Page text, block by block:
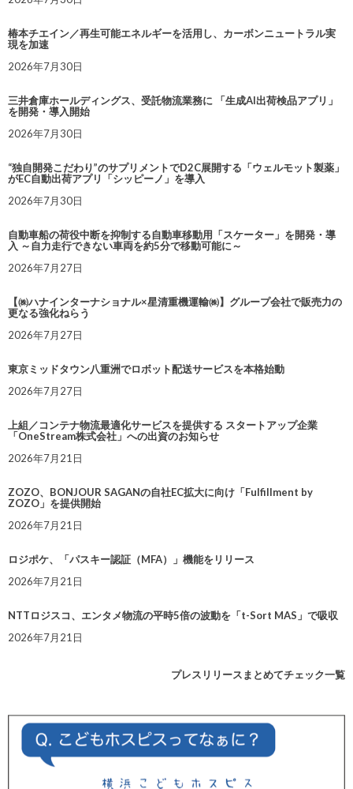
椿本チエイン／再生可能エネルギーを活用し、カーボンニュートラル実
現を加速
2026年7月30日
三井倉庫ホールディングス、受託物流業務に 「生成AI出荷検品アプリ」
を開発・導入開始
2026年7月30日
“独自開発こだわり”のサプリメントでD2C展開する「ウェルモット製薬」
がEC自動出荷アプリ「シッピーノ」を導入
2026年7月30日
自動車船の荷役中断を抑制する自動車移動用「スケーター」を開発・導
入 ～自力走行できない車両を約5分で移動可能に～
2026年7月27日
【㈱ハナインターナショナル×星清重機運輸㈱】グループ会社で販売力の
更なる強化ねらう
2026年7月27日
東京ミッドタウン八重洲でロボット配送サービスを本格始動
2026年7月27日
上組／コンテナ物流最適化サービスを提供する スタートアップ企業
「OneStream株式会社」への出資のお知らせ
2026年7月21日
ZOZO、BONJOUR SAGANの自社EC拡大に向け「Fulfillment by
ZOZO」を提供開始
2026年7月21日
ロジポケ、「パスキー認証（MFA）」機能をリリース
2026年7月21日
NTTロジスコ、エンタメ物流の平時5倍の波動を「t-Sort MAS」で吸収
2026年7月21日
プレスリリースまとめてチェック一覧